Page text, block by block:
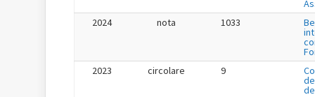
2024
nota 1033
2023
circolare 9